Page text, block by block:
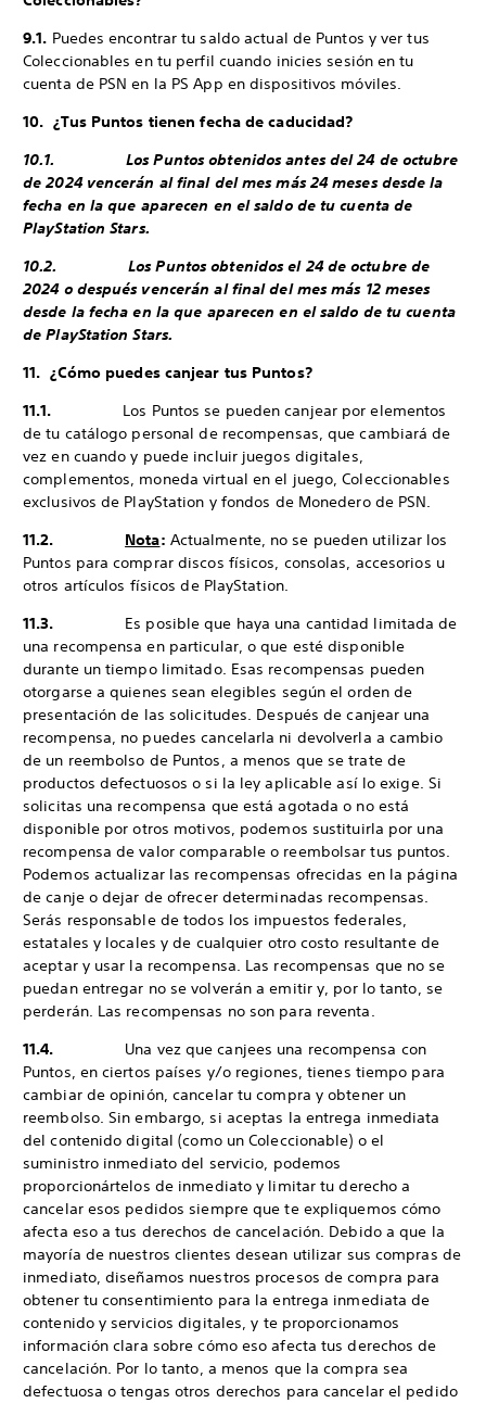
9.1. Puedes encontrar tu saldo actual de Puntos y ver tus
Coleccionables en tu perfil cuando inicies sesión en tu
cuenta de PSN en la PS App en dispositivos móviles.
10. ¿Tus Puntos tienen fecha de caducidad?
10.1. Los Puntos obtenidos antes del 24 de octubre
de 2024 vencerán al final del mes más 24 meses desde la
fecha en la que aparecen en el saldo de tu cuenta de
PlayStation Stars.
10.2. Los Puntos obtenidos el 24 de octubre de
2024 o después vencerán al final del mes más 12 meses
desde la fecha en la que aparecen en el saldo de tu cuenta
de PlayStation Stars.
11. ¿Cómo puedes canjear tus Puntos?
11.1. Los Puntos se pueden canjear por elementos
de tu catálogo personal de recompensas, que cambiará de
vez en cuando y puede incluir juegos digitales,
complementos, moneda virtual en el juego, Coleccionables
exclusivos de PlayStation y fondos de Monedero de PSN.
11.2. Nota: Actualmente, no se pueden utilizar los
Puntos para comprar discos físicos, consolas, accesorios u
otros artículos físicos de PlayStation.
11.3. Es posible que haya una cantidad limitada de
una recompensa en particular, o que esté disponible
durante un tiempo limitado. Esas recompensas pueden
otorgarse a quienes sean elegibles según el orden de
presentación de las solicitudes. Después de canjear una
recompensa, no puedes cancelarla ni devolverla a cambio
de un reembolso de Puntos, a menos que se trate de
productos defectuosos o si la ley aplicable así lo exige. Si
solicitas una recompensa que está agotada o no está
disponible por otros motivos, podemos sustituirla por una
recompensa de valor comparable o reembolsar tus puntos.
Podemos actualizar las recompensas ofrecidas en la página
de canje o dejar de ofrecer determinadas recompensas.
Serás responsable de todos los impuestos federales,
estatales y locales y de cualquier otro costo resultante de
aceptar y usar la recompensa. Las recompensas que no se
puedan entregar no se volverán a emitir y, por lo tanto, se
perderán. Las recompensas no son para reventa.
11.4. Una vez que canjees una recompensa con
Puntos, en ciertos países y/o regiones, tienes tiempo para
cambiar de opinión, cancelar tu compra y obtener un
reembolso. Sin embargo, si aceptas la entrega inmediata
del contenido digital (como un Coleccionable) o el
suministro inmediato del servicio, podemos
proporcionártelos de inmediato y limitar tu derecho a
cancelar esos pedidos siempre que te expliquemos cómo
afecta eso a tus derechos de cancelación. Debido a que la
mayoría de nuestros clientes desean utilizar sus compras de
inmediato, diseñamos nuestros procesos de compra para
obtener tu consentimiento para la entrega inmediata de
contenido y servicios digitales, y te proporcionamos
información clara sobre cómo eso afecta tus derechos de
cancelación. Por lo tanto, a menos que la compra sea
defectuosa o tengas otros derechos para cancelar el pedido